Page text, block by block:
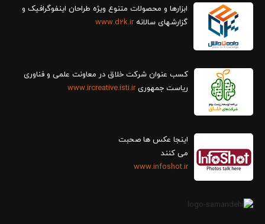
ابزارها و محصولات متنوع ویژه طراحان اینفوگرافیک و
گزارش‎های سالانه
www.d2k.ir
کسب عنوان شرکت خلاق در معاونت علمی و فناوری
ریاست جمهوریwww.ircreative.isti.ir
اینجا عکس ها صحبت
می کنند
www.infoshot.ir